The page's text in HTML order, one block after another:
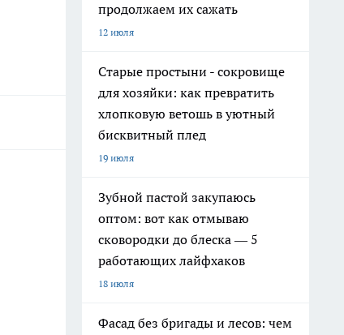
продолжаем их сажать
12 июля
Старые простыни - сокровище
для хозяйки: как превратить
хлопковую ветошь в уютный
бисквитный плед
19 июля
Зубной пастой закупаюсь
оптом: вот как отмываю
сковородки до блеска — 5
работающих лайфхаков
18 июля
Фасад без бригады и лесов: чем